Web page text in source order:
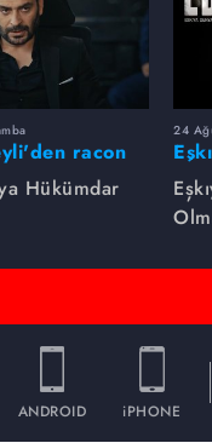
racon
Hükümdar
24
ANDROID iPHONE